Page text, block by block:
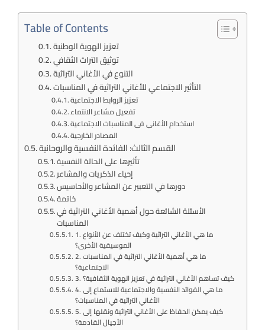
Table of Contents
تعزيز الهوية الوطنية
توثيق التراث الثقافي
التنوع في الأغاني التراثية
التأثير الاجتماعي للأغاني التراثية في المناسبات
تعزيز الروابط الاجتماعية
تفعيل مشاعر الانتماء
استخدام الأغاني في المناسبات الاجتماعية
المصادر الخارجية
القسم الثالث: الفائدة النفسية والروحانية
تأثيرها على الحالة النفسية
إحياء الذكريات والمشاعر
دورها في التعبير عن المشاعر والأحاسيس
خاتمة
الأسئلة الشائعة حول أهمية الأغاني التراثية في
المناسبات
1. ما هي الأغاني التراثية وكيف تختلف عن الأنواع
الموسيقية الأخرى؟
2. ما هي أهمية الأغاني التراثية في المناسبات
الاجتماعية؟
3. كيف تساهم الأغاني التراثية في تعزيز الهوية الثقافية؟
4. ما هي الفوائد النفسية والاجتماعية للاستماع إلى
الأغاني التراثية في المناسبات؟
5. كيف يمكن الحفاظ على الأغاني التراثية ونقلها إلى
الأجيال القادمة؟